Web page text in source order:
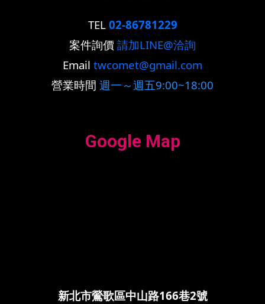
TEL 02-86781229
案件詢價 請加LINE@洽詢
Email twcomet@gmail.com
營業時間 週一～週五9:00~18:00
Google Map
新北市鶯歌區中山路166巷2號